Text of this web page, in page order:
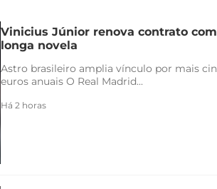
Vinicius Júnior renova contrato
longa novela
Astro brasileiro amplia vínculo por mais
euros anuais O Real Madrid...
Há 2 horas